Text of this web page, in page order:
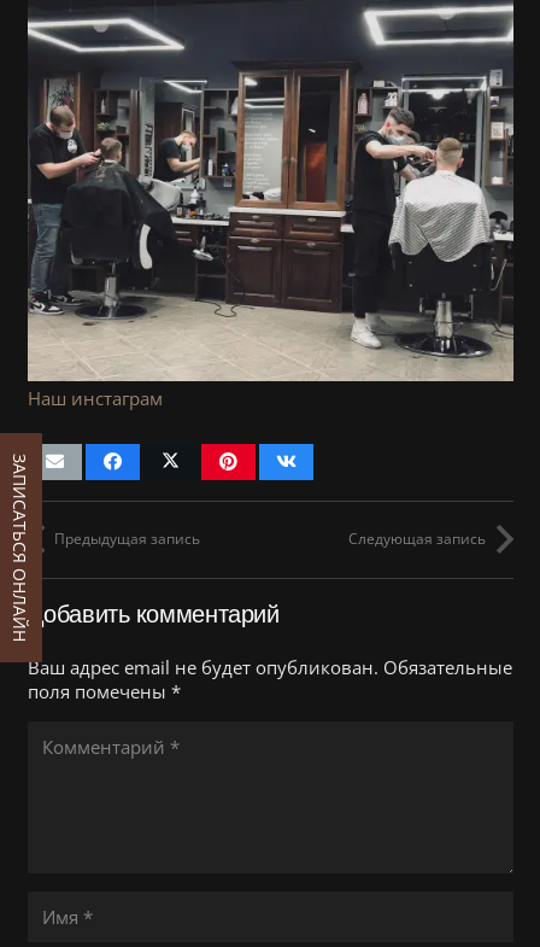
Наш инстаграм
Предыдущая запись Следующая запись
Добавить комментарий
Ваш адрес email не будет опубликован. Обязательные
поля помечены *
ЗАПИСАТЬСЯ ОНЛАЙН